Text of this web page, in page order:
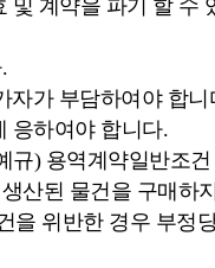
계약을 파기 할 수
자가 부담하여야 합니
응하여야 합니다.
) 용역계약일반조
산된 물건을 구매하
을 위반한 경우 부정